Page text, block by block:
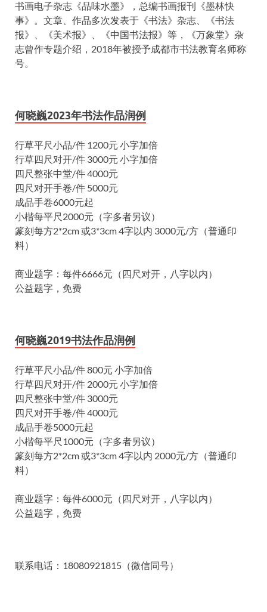
书画电子杂志《品味水墨》，总编书画报刊《墨林快
事》。文章、作品多次发表于《书法》杂志、《书法
报》、《美术报》、《中国书法报》等，《万象堂》杂
志曾作专题介绍，2018年被授予成都市书法教育名师称
号。
何晓巍2023年书法作品润例
行草平尺小品/件 1200元 小字加倍
行草四尺对开/件 3000元 小字加倍
四尺整张中堂/件 4000元
四尺对开手卷/件 5000元
成品手卷6000元起
小楷每平尺2000元（字多者另议）
篆刻每方2*2cm 或3*3cm 4字以内 3000元/方（普通印
料）
商业题字：每件6666元（四尺对开，八字以内）
公益题字，免费
何晓巍2019书法作品润例
行草平尺小品/件 800元 小字加倍
行草四尺对开/件 2000元 小字加倍
四尺整张中堂/件 3000元
四尺对开手卷/件 4000元
成品手卷5000元起
小楷每平尺1000元（字多者另议）
篆刻每方2*2cm 或3*3cm 4字以内 2000元/方（普通印
料）
商业题字：每件6000元（四尺对开，八字以内）
公益题字，免费
联系电话：18080921815（微信同号）